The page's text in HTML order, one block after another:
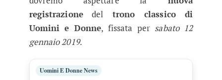
registrazionedel trono classico di
Uomini e Donne, fissata per sabato 12
gennaio 2019.
Uomini E Donne News